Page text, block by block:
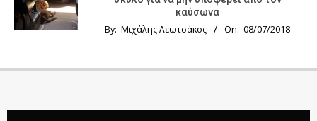
καύσωνα
By: Μιχάλης Λεωτσάκος On: 08/07/2018